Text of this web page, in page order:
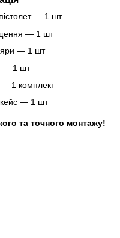
— 1 шт
— 1 шт
— 1 шт
— 1 шт
— 1 комплект
— 1 шт
та точного монтажу!